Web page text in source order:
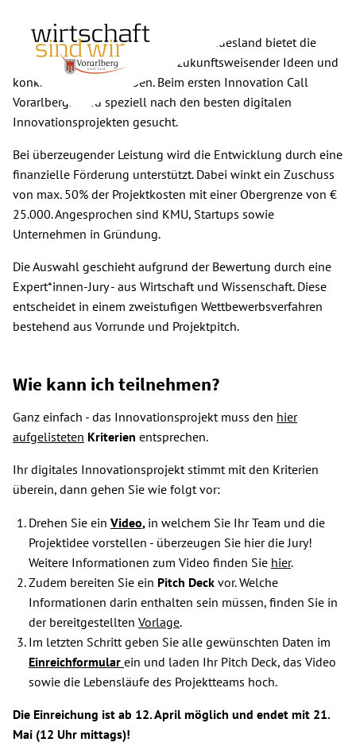
Innovation
Call
Vorarlberg
Vorarlberg als höchst innovatives Bundesland bietet die
Grundlage für das Entwickeln zukunftsweisender Ideen und
konkrete Projektvorhaben. Beim ersten Innovation Call
Vorarlbergs wird speziell nach den besten digitalen
Innovationsprojekten gesucht.
Bei überzeugender Leistung wird die Entwicklung durch eine
finanzielle Förderung unterstützt. Dabei winkt ein Zuschuss
von max. 50% der Projektkosten mit einer Obergrenze von €
25.000. Angesprochen sind KMU, Startups sowie
Unternehmen in Gründung.
Die Auswahl geschieht aufgrund der Bewertung durch eine
Expert*innen-Jury - aus Wirtschaft und Wissenschaft. Diese
entscheidet in einem zweistufigen Wettbewerbsverfahren
bestehend aus Vorrunde und Projektpitch.
Wie kann ich teilnehmen?
Ganz einfach - das Innovationsprojekt muss den hier
aufgelisteten Kriterien entsprechen.
Ihr digitales Innovationsprojekt stimmt mit den Kriterien
überein, dann gehen Sie wie folgt vor:
Drehen Sie ein Video, in welchem Sie Ihr Team und die
Projektidee vorstellen - überzeugen Sie hier die Jury!
Weitere Informationen zum Video finden Sie hier.
Zudem bereiten Sie ein Pitch Deck vor. Welche
Informationen darin enthalten sein müssen, finden Sie in
der bereitgestellten Vorlage.
Im letzten Schritt geben Sie alle gewünschten Daten im
Einreichformular ein und laden Ihr Pitch Deck, das Video
sowie die Lebensläufe des Projektteams hoch.
Die Einreichung ist ab 12. April möglich und endet mit 21.
Mai (12 Uhr mittags)!